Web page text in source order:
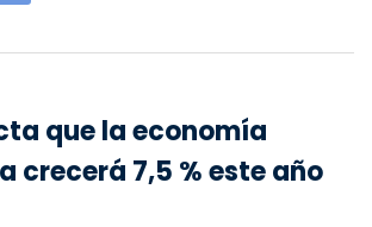
que la economía
crecerá 7,5 % este año